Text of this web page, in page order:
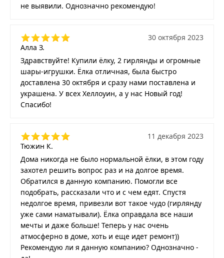
не выявили. Однозначно рекомендую!
Алла З.
30 октября 2023
Здравствуйте! Купили ёлку, 2 гирлянды и огромные
шары-игрушки. Ёлка отличная, была быстро
доставлена 30 октября и сразу нами поставлена и
украшена. У всех Хеллоуин, а у нас Новый год!
Спасибо!
Тюжин К.
11 декабря 2023
Дома никогда не было нормальной ёлки, в этом году
захотел решить вопрос раз и на долгое время.
Обратился в данную компанию. Помогли все
подобрать, рассказали что и с чем едят. Спустя
недолгое время, привезли вот такое чудо (гирлянду
уже сами наматывали). Ёлка оправдала все наши
мечты и даже больше! Теперь у нас очень
атмосферно в доме, хоть и еще идет ремонт))
Рекомендую ли я данную компанию? Однозначно -